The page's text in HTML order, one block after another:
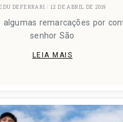
DEFERRARI 12 DE ABRIL DE 2019
algumas remarcações por
senhor São
LEIA MAIS